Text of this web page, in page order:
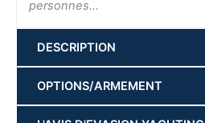
personnes…
DESCRIPTION
OPTIONS/ARMEMENT